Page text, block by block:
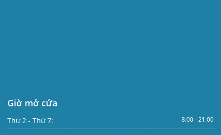
Giờ mở cửa
Thứ 2 - Thứ 7: 8:00 - 21:00